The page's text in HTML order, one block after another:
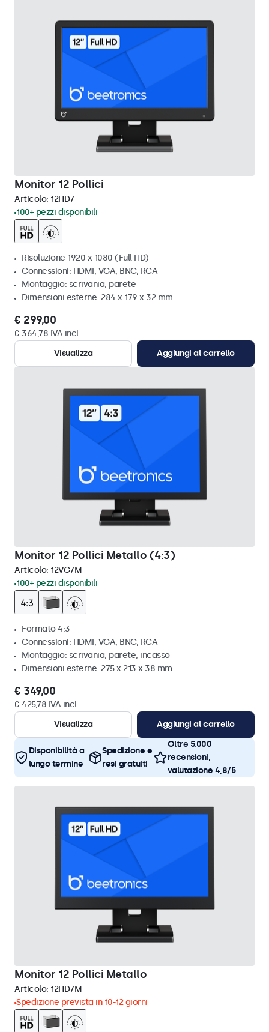
Monitor 12 Pollici
Articolo: 12HD7
100+ pezzi disponibili
Risoluzione 1920 x 1080 (Full HD)
Connessioni: HDMI, VGA, BNC, RCA
Montaggio: scrivania, parete
Dimensioni esterne: 284 x 179 x 32 mm
€ 299,00
€ 364,78 IVA incl.
Visualizza
Aggiungi al carrello
Monitor 12 Pollici Metallo (4:3)
Articolo: 12VG7M
100+ pezzi disponibili
Formato 4:3
Connessioni: HDMI, VGA, BNC, RCA
Montaggio: scrivania, parete, incasso
Dimensioni esterne: 275 x 213 x 38 mm
€ 349,00
€ 425,78 IVA incl.
Visualizza
Aggiungi al carrello
Disponibilità a
lungo termine
Spedizione e
resi gratuiti
Oltre 5.000
recensioni,
valutazione 4,8/5
Monitor 12 Pollici Metallo
Articolo: 12HD7M
Spedizione prevista in 10-12 giorni